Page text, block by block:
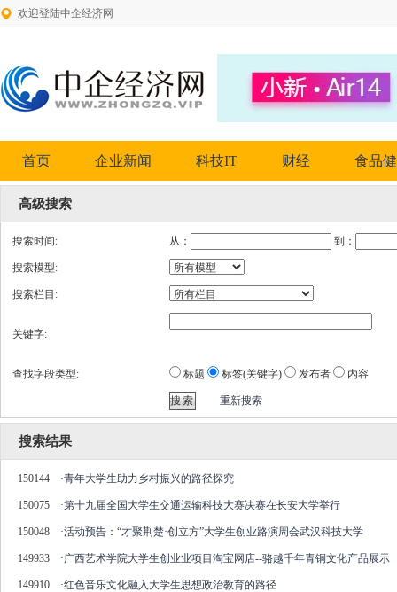
欢迎登陆中企经济网
首页 企业新闻 科技IT 财经 食品
高级搜索
搜索时间: 从： 到：
搜索模型:
搜索栏目:
关键字:
查找字段类型: 标题 标签(关键字) 发布者 内容
重新搜索
搜索结果
150144 ·青年大学生助力乡村振兴的路径探究
150075 ·第十九届全国大学生交通运输科技大赛决赛在长安大学举行
150048 ·活动预告：“才聚荆楚·创立方”大学生创业路演周会武汉科技大学
149933 ·广西艺术学院大学生创业业项目淘宝网店--骆越千年青铜文化产品展示
149910 ·红色音乐文化融入大学生思想政治教育的路径